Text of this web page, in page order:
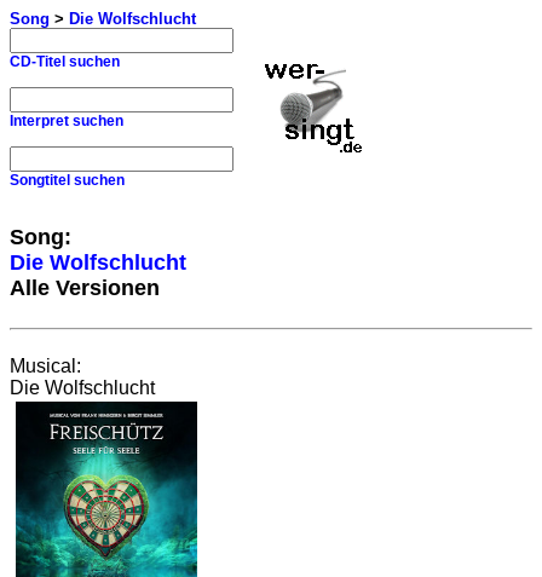
Song > Die Wolfschlucht
CD-Titel suchen
Interpret suchen
Songtitel suchen
Song:
Die Wolfschlucht
Alle Versionen
Musical:
Die Wolfschlucht